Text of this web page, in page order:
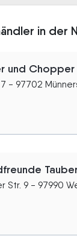
in der
und Chopper
- 97702
Str. 9 - 97990